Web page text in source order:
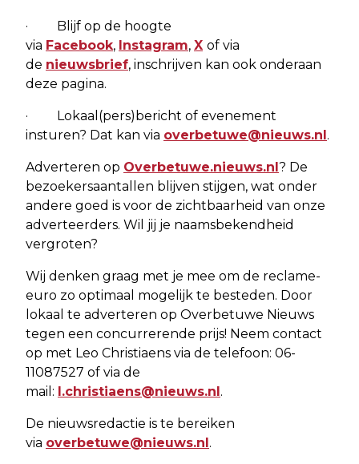
· Blijf op de hoogte
via Facebook, Instagram, X of via
de nieuwsbrief, inschrijven kan ook onderaan
deze pagina.
· Lokaal(pers)bericht of evenement
insturen? Dat kan via overbetuwe@nieuws.nl.
Adverteren op Overbetuwe.nieuws.nl? De
bezoekersaantallen blijven stijgen, wat onder
andere goed is voor de zichtbaarheid van onze
adverteerders. Wil jij je naamsbekendheid
vergroten?
Wij denken graag met je mee om de reclame-
euro zo optimaal mogelijk te besteden. Door
lokaal te adverteren op Overbetuwe Nieuws
tegen een concurrerende prijs! Neem contact
op met Leo Christiaens via de telefoon: 06-
11087527 of via de
mail: l.christiaens@nieuws.nl.
De nieuwsredactie is te bereiken
via overbetuwe@nieuws.nl.